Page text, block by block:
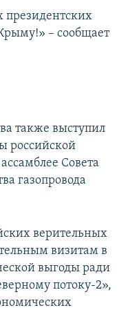
президентских
– сообщает
также выступил
российской
Совета
газопровода
верительных
визитам в
выгоды ради
потоку-2»,